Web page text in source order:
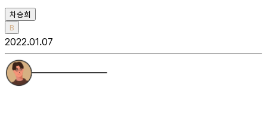
차승희
B
2022.01.07